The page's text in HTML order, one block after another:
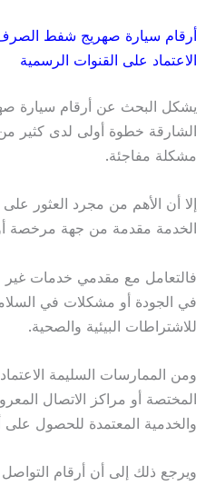
أرقام سيارة صهريج شفط
الاعتماد على القنوات الرسمية
يشكل البحث عن أرقام سيارة
الشارقة خطوة أولى لدى كثير
مشكلة مفاجئة.
إلا أن الأهم من مجرد العثور
الخدمة مقدمة من جهة مرخصة
فالتعامل مع مقدمي خدمات غير
في الجودة أو مشكلات في
للاشتراطات البيئية والصحية.
ومن الممارسات السليمة
المختصة أو مراكز الاتصال
والخدمية المعتمدة للحصول على
ويرجع ذلك إلى أن أرقام